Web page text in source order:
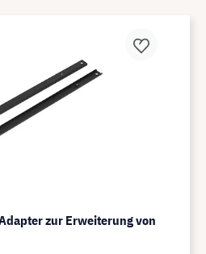
zur Erweiterung von